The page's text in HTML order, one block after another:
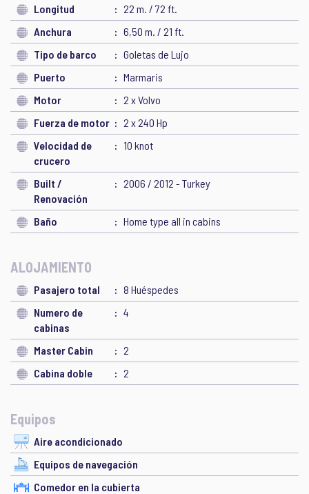
Longitud
22 m. / 72 ft.
Anchura
6,50 m. / 21 ft.
Tipo de barco
Goletas de Lujo
Puerto
Marmaris
Motor
2 x Volvo
Fuerza de motor
2 x 240 Hp
Velocidad de
crucero
10 knot
Built /
Renovación
2006 / 2012 - Turkey
Baño Home type all in cabins
ALOJAMIENTO
Pasajero total
8 Huéspedes
Numero de
cabinas
4
Master Cabin
2
Cabina doble
2
Equipos
Aire acondicionado
Equipos de navegación
Comedor en la cubierta